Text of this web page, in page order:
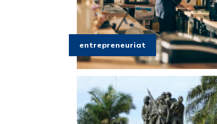
entrepreneuriat